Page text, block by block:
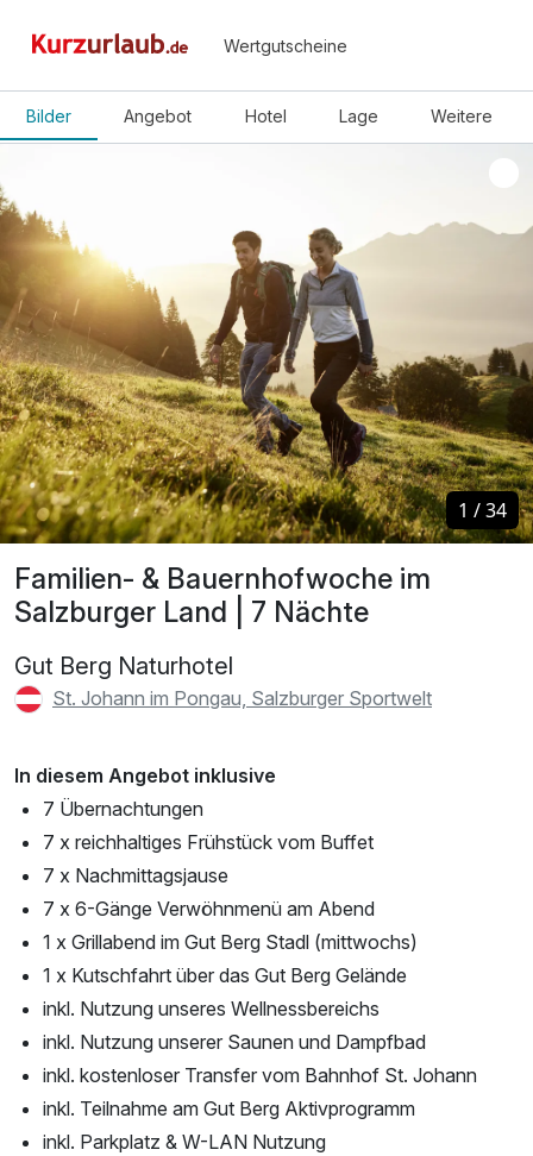
Wertgutscheine
Bilder Angebot Hotel Lage Weitere
Familien- & Bauernhofwoche im
Salzburger Land | 7 Nächte
Gut Berg Naturhotel
St. Johann im Pongau, Salzburger Sportwelt
1 /34
1 /34
In diesem Angebot inklusive
7 Übernachtungen
7 x reichhaltiges Frühstück vom Buffet
7 x Nachmittagsjause
7 x 6-Gänge Verwöhnmenü am Abend
1 x Grillabend im Gut Berg Stadl (mittwochs)
1 x Kutschfahrt über das Gut Berg Gelände
inkl. Nutzung unseres Wellnessbereichs
inkl. Nutzung unserer Saunen und Dampfbad
inkl. kostenloser Transfer vom Bahnhof St. Johann
inkl. Teilnahme am Gut Berg Aktivprogramm
inkl. Parkplatz & W-LAN Nutzung